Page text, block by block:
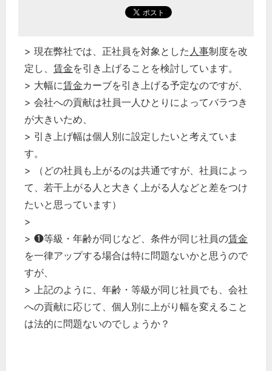
> 現在弊社では、正社員を対象とした 人事制度を改
定し、 賃金を引き上げることを検討しています。
> 大幅に賃金カーブを引き上げる予定なのですが、
> 会社への貢献は社員一人ひとりによってバラつき
が大きいため、
> 引き上げ幅は個人別に設定したいと考えていま
す。
> （どの社員も上がるのは共通ですが、社員によっ
て、若干上がる人と大きく上がる人などと差をつけ
たいと思っています）
>
> ❶等級・年齢が同じなど、条件が同じ社員の賃金
を一律アップする場合は特に問題ないかと思うので
すが、
> 上記のように、年齢・等級が同じ社員でも、会社
への貢献に応じて、個人別に上がり幅を変えること
は法的に問題ないのでしょうか？